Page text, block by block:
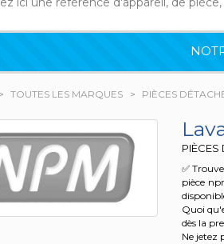
TOUTES LES MARQUES PIÈCES
PIÈCES
✅
pièce
Quoi
dès la
Ne jetez